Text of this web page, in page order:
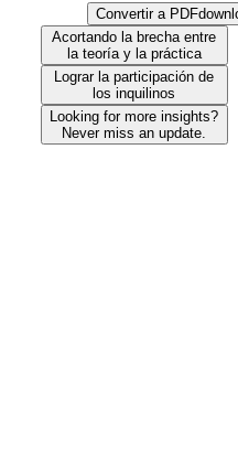
Convertir a PDF
Acortando la brecha entre
la teoría y la práctica
Lograr la participación de
los inquilinos
Looking for more insights?
Never miss an update.